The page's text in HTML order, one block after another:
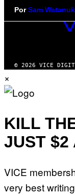
PorSam
VICE
© 2026 VICE
×
KILL
JUST $2
VICE
very best